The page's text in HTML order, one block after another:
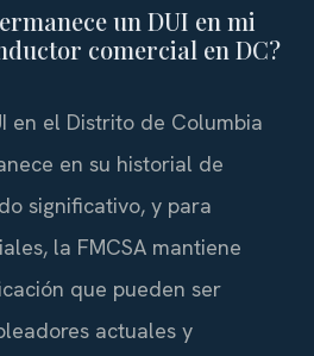
un DUI en mi
comercial en DC?
en el Distrito de Columbia
en su historial de
significativo, y para
la FMCSA mantiene
que pueden ser
actuales y